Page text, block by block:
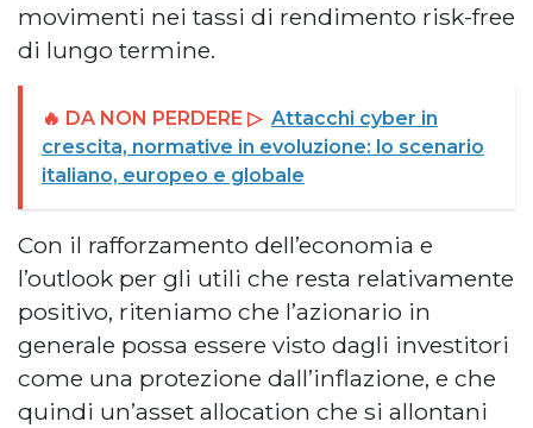
movimenti nei tassi di rendimento risk-free
di lungo termine.
🔥 DA NON PERDERE ▷ Attacchi cyber in
crescita, normative in evoluzione: lo scenario
italiano, europeo e globale
Con il rafforzamento dell’economia e
l’outlook per gli utili che resta relativamente
positivo, riteniamo che l’azionario in
generale possa essere visto dagli investitori
come una protezione dall’inflazione, e che
quindi un’asset allocation che si allontani